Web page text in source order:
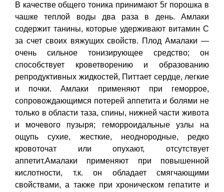
В качестве общего тоника принимают 5г порошка в
чашке теплой воды два раза в день. Амлаки
содержит танины, которые удерживают витамин С
за счет своих вяжущих свойств. Плод Амалаки —
очень сильное тонизирующее средство; он
способствует кроветворению и образованию
репродуктивных жидкостей, Питтает сердце, легкие
и почки. Амлаки применяют при геморрое,
сопровождающимся потерей аппетита и болями не
только в области таза, спины, нижней части живота
и мочевого пузыря; геморроидальные узлы на
ощупь сухие, жесткие, неоднородные, редко
кровоточат или опухают, отсутствует
аппетит.Амалаки применяют при повышенной
кислотности, т.к. он обладает смягчающими
свойствами, а также при хроническом гепатите и